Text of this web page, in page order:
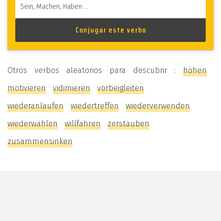
Otros verbos aleatorios para descubrir : höhen
motivieren
vidimieren
vorbeigleiten
wiederanlaufen
wiedertreffen
wiederverwenden
wiederwählen
willfahren
zerstäuben
zusammensinken